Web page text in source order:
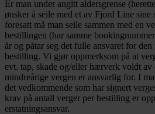
Er man under angitt aldersgrense
ønsker å seile med et av Fjord Line
foresatt må man seile sammen med en
bestillingen (har samme
år og påtar seg det fulle ansvaret for
bestilling. Vi gjør oppmerksom på at
evt. tap, skade og/eller hærverk voldt av
mindreårige vergen er ansvarlig for. I
det vedkommende som har signert
krav på antall verger per bestilling er
erstatningsansvar.